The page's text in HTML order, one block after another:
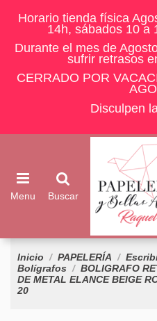
Horario tienda física
14h, sábados 10 a
Durante el mes de
sufrir retrasos
CERRADO POR
Disculpen
Menu Buscar
Inicio PAPELERÍA
Bolígrafos
BOLIGRAFO
DE METAL ELANCE BEIGE
20